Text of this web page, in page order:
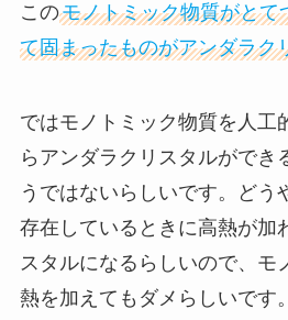
このモノトミック物質がとて
て固まったものがアンダラク
ではモノトミック物質を人工
らアンダラクリスタルができ
うではないらしいです。どう
存在しているときに高熱が加
スタルになるらしいので、モ
熱を加えてもダメらしいです。